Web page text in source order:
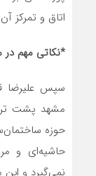
اتاق و تمرکز
*نکاتی مهم
سپس علیرضا
مشهد پشت
حوزه
حاشیه‌ای و